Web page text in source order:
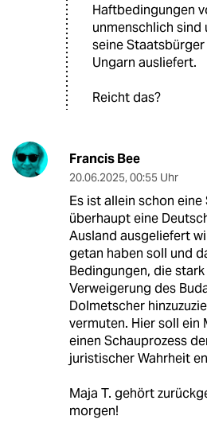
Haftbedingungen
unmenschlich sind
seine
Ungarn ausliefert.
Reicht das?
Francis Bee
20.06.2025, 00:55 Uhr
Es ist allein schon eine
überhaupt eine
Ausland ausgeliefert
getan haben soll und
Bedingungen, die
Verweigerung des
Dolmetscher
vermuten. Hier soll ein
einen Schauprozess
juristischer Wahrheit
Maja T. gehört
morgen!